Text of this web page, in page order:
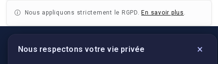
Nous appliquons strictement le RGPD. En savoir plus .
Nous respectons votre vie privée ×
LIENS UTILES